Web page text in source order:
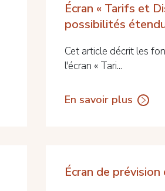
Écran « Tarifs et
possibilités
Cet article décrit les
l'écran « Tari...
En savoir plus
Écran de